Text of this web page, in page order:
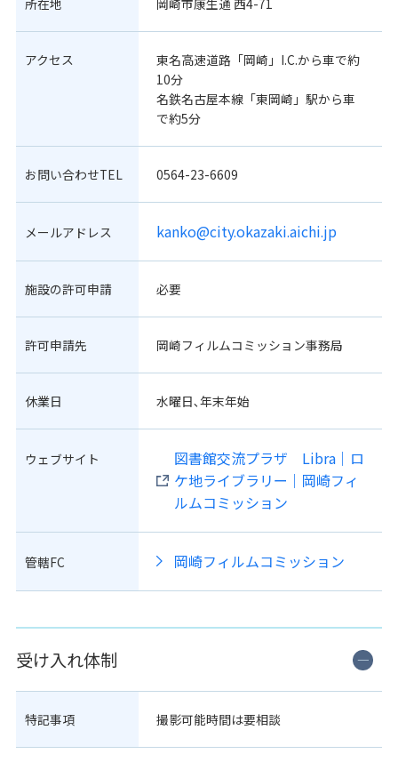
所在地 岡崎市康生通 西4-71
アクセス
東名高速道路「岡崎」I.C.から車で約
10分
名鉄名古屋本線「東岡崎」駅から車
で約5分
お問い合わせTEL 0564-23-6609
メールアドレス kanko@city.okazaki.aichi.jp
施設の許可申請 必要
許可申請先 岡崎フィルムコミッション事務局
休業日 水曜日､年末年始
ウェブサイト
図書館交流プラザ Libra｜ロ
ケ地ライブラリー｜岡崎フィ
ルムコミッション
管轄FC 岡崎フィルムコミッション
受け入れ体制
特記事項 撮影可能時間は要相談